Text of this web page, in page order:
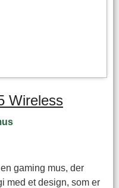
Wireless
gaming mus, der
med et design, som er